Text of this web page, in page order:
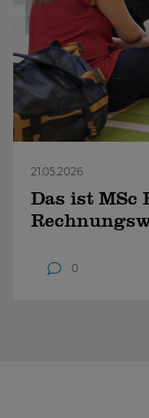
21.05.2026
Das ist
0